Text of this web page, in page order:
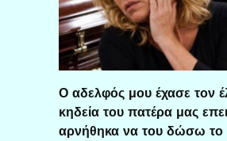
Ο αδελφός μου έχασε τον
κηδεία του πατέρα μας
αρνήθηκα να του δώσω το